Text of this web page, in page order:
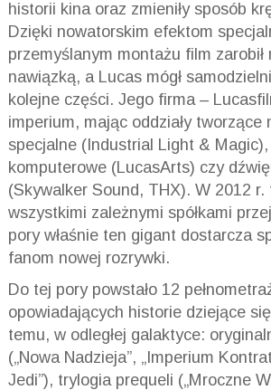
historii kina oraz zmieniły sposób
Dzięki nowatorskim efektom
przemyślanym montażu film zarobił
nawiązką, a Lucas mógł
kolejne części. Jego firma –
imperium, mając oddziały tworzące
specjalne (Industrial Light & Magic
komputerowe (LucasArts) czy
(Skywalker Sound, THX). W 2012 r.
wszystkimi zależnymi spółkami
pory właśnie ten gigant dostarcza
fanom nowej rozrywki.
Do tej pory powstało 12
opowiadających historie dziejące
temu, w odległej galaktyce:
(„Nowa Nadzieja”, „Imperium
Jedi”), trylogia prequeli („Mroczne